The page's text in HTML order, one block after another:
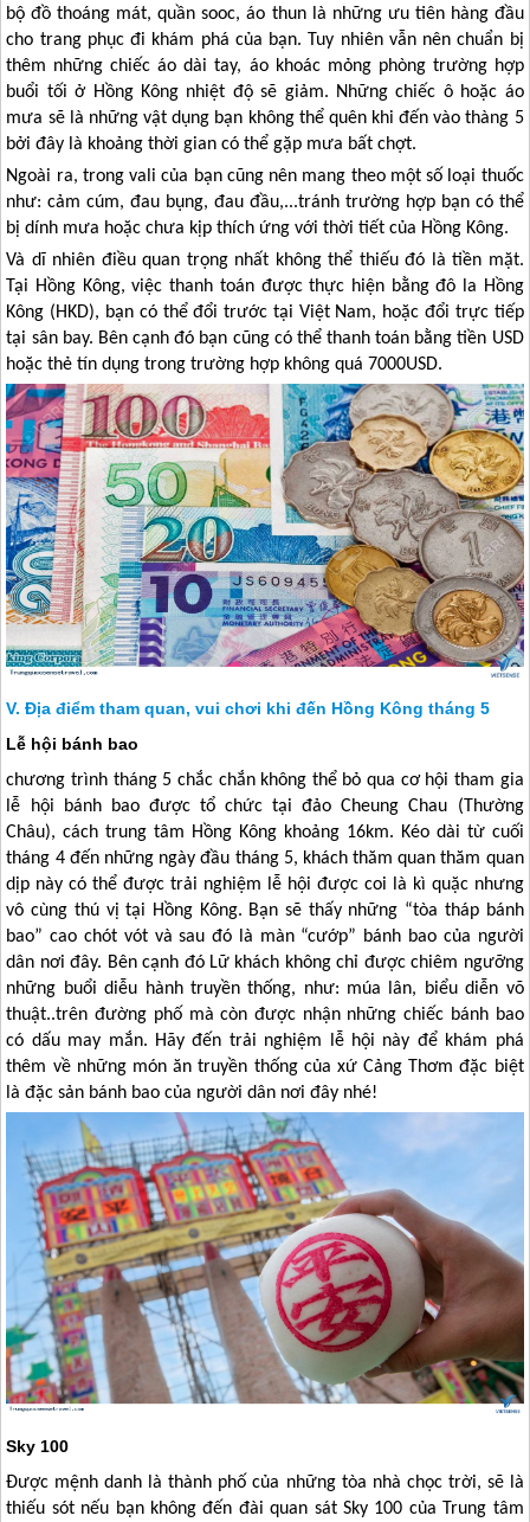
bộ đồ thoáng mát, quần sooc, áo thun là những ưu tiên hàng đầu
cho trang phục đi khám phá của bạn. Tuy nhiên vẫn nên chuẩn bị
thêm những chiếc áo dài tay, áo khoác mỏng phòng trường hợp
buổi tối ở Hồng Kông nhiệt độ sẽ giảm. Những chiếc ô hoặc áo
mưa sẽ là những vật dụng bạn không thể quên khi đến vào thàng 5
bởi đây là khoảng thời gian có thể gặp mưa bất chợt.
Ngoài ra, trong vali của bạn cũng nên mang theo một số loại thuốc
như: cảm cúm, đau bụng, đau đầu,...tránh trường hợp bạn có thể
bị dính mưa hoặc chưa kịp thích ứng với thời tiết của Hồng Kông.
Và dĩ nhiên điều quan trọng nhất không thể thiếu đó là tiền mặt.
Tại Hồng Kông, việc thanh toán được thực hiện bằng đô la Hồng
Kông (HKD), bạn có thể đổi trước tại Việt Nam, hoặc đổi trực tiếp
tại sân bay. Bên cạnh đó bạn cũng có thể thanh toán bằng tiền USD
hoặc thẻ tín dụng trong trường hợp không quá 7000USD.
Địa điểm tham quan, vui chơi khi đến Hồng Kông tháng 5
Lễ hội bánh bao
chương trình tháng 5 chắc chắn không thể bỏ qua cơ hội tham gia
lễ hội bánh bao được tổ chức tại đảo Cheung Chau (Thường
Châu), cách trung tâm Hồng Kông khoảng 16km. Kéo dài từ cuối
tháng 4 đến những ngày đầu tháng 5, khách thăm quan thăm quan
dịp này có thể được trải nghiệm lễ hội được coi là kì quặc nhưng
vô cùng thú vị tại Hồng Kông. Bạn sẽ thấy những “tòa tháp bánh
bao” cao chót vót và sau đó là màn “cướp” bánh bao của người
dân nơi đây. Bên cạnh đó Lữ khách không chỉ được chiêm ngưỡng
những buổi diễu hành truyền thống, như: múa lân, biểu diễn võ
thuật..trên đường phố mà còn được nhận những chiếc bánh bao
có dấu may mắn. Hãy đến trải nghiệm lễ hội này để khám phá
thêm về những món ăn truyền thống của xứ Cảng Thơm đặc biệt
là đặc sản bánh bao của người dân nơi đây nhé!
Sky 100
Được mệnh danh là thành phố của những tòa nhà chọc trời, sẽ là
thiếu sót nếu bạn không đến đài quan sát Sky 100 của Trung tâm